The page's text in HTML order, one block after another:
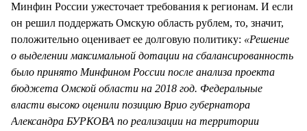
Минфин России ужесточает требования к регионам. И если
он решил поддержать Омскую область рублем, то, значит,
положительно оценивает ее долговую политику: «Решение
о выделении максимальной дотации на сбалансированность
было принято Минфином России после анализа проекта
бюджета Омской области на 2018 год. Федеральные
власти высоко оценили позицию Врио губернатора
Александра БУРКОВА по реализации на территории